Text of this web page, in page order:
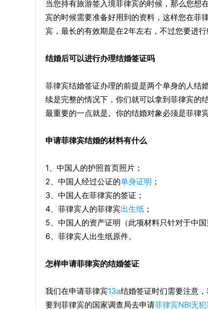
当您持有旅游签入境菲律宾的时候，那么您想
宾的时候需要准备好用到的资料，这样您在菲
宾，最长的有效期是在2年左右，不过您要进行
结婚后可以进行办理结婚签证吗
菲律宾结婚签证办理的前提是两个单身的人结
续是完整的情况下，你们就可以拿到菲律宾的
最重要的一点就是。你的结婚对象必须是菲律
申请菲律宾结婚的材料有什么
1、中国人的护照首页照片；
2、中国人经过公证的单身证明 ；
3、中国人在菲律宾的签证；
4、菲律宾人的菲律宾出生纸 ；
5、中国人的资产证明（此项材料只针对于中
6、菲律宾人出生纸原件。
怎样申请菲律宾的结婚签证
我们在申请菲律宾13a结婚签证时们需要注意
要到菲律宾的国家调查局去申请菲律宾NBI无